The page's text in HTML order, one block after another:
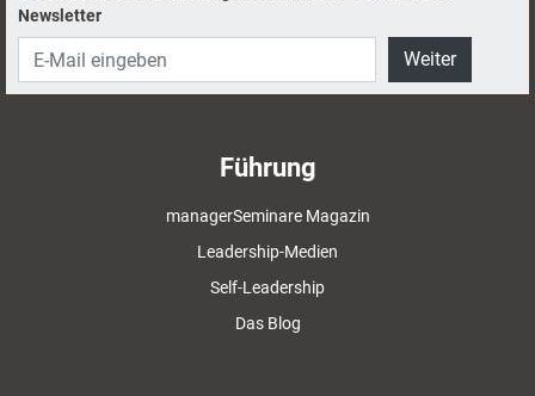
Newsletter
Weiter
Führung
managerSeminare Magazin
Leadership-Medien
Self-Leadership
Das Blog